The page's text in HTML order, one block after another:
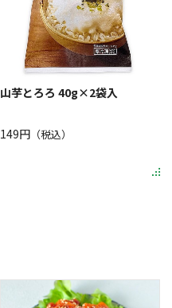
山芋とろろ 40g×2袋入
149円（税込）